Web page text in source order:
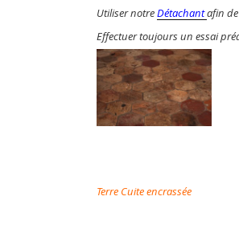
Utiliser notreDétachantafin
Effectuer toujours un essai
Terre Cuite encrassée